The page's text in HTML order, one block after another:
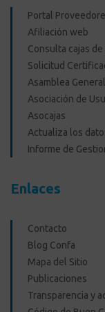
Portal
Afiliación web
Consulta cajas
Solicitud
Asamblea General
Asociación de
Asocajas
Actualiza los
Informe de
Enlaces
Contacto
Blog Confa
Mapa del Sitio
Publicaciones
Transparencia y